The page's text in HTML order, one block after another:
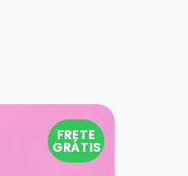
FRETE
GRÁTIS